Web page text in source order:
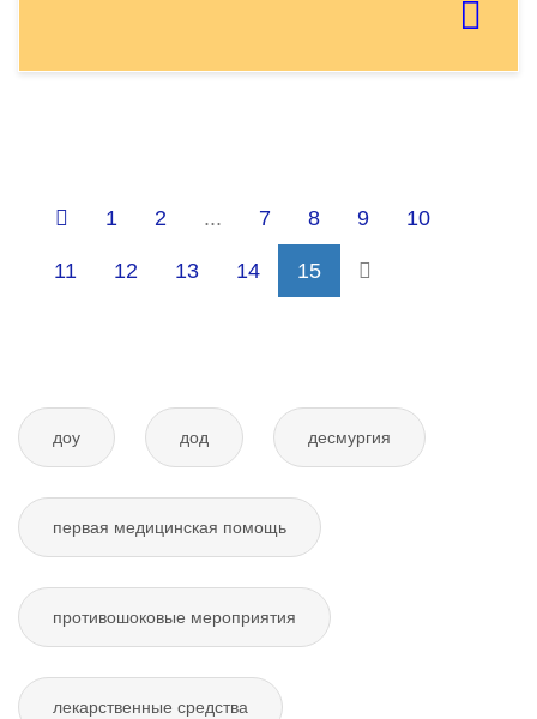
1 2 ... 7 8 9 10
11 12 13 14 15
доу дод десмургия
первая медицинская помощь
противошоковые мероприятия
лекарственные средства